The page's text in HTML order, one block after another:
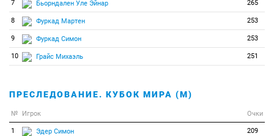
7 Бьорндален Уле Эйнар 265
8 Фуркад Мартен 253
9 Фуркад Симон 253
10 Грайс Михаэль 251
ПРЕСЛЕДОВАНИЕ. КУБОК МИРА (М)
№ Игрок Очки
1 Эдер Симон 209